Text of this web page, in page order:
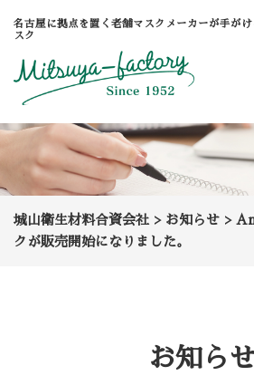
名古屋に拠点を置く老舗マスクメーカーが手が
スク
城山衛生材料合資会社 > お知らせ >
クが販売開始になりました。
お知ら